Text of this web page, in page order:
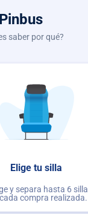
saber por qué?
Elige tu silla
y separa hasta 6
compra realizada.